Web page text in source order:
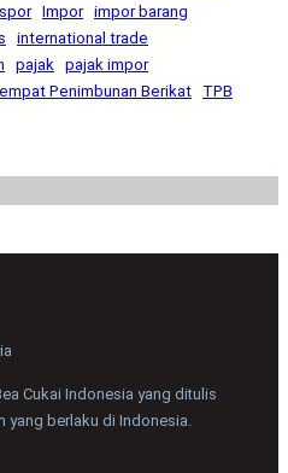
Impor impor barang
international trade
pajak
pajak impor
Penimbunan Berikat TPB
Cukai Indonesia yang ditulis
yang berlaku di Indonesia.